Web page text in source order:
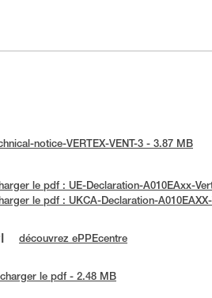
notice-VERTEX-VENT-3 - 3.87 MB
le pdf : UE-Declaration-A010EAxx-
le pdf : UKCA-Declaration-
découvrez ePPEcentre
le pdf - 2.48 MB